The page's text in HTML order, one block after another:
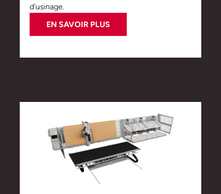
d’usinage.
EN SAVOIR PLUS